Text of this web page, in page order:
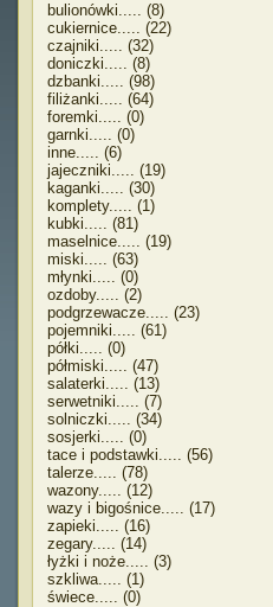
bulionówki..... (8)
cukiernice..... (22)
czajniki..... (32)
doniczki..... (8)
dzbanki..... (98)
filiżanki..... (64)
foremki..... (0)
garnki..... (0)
inne..... (6)
jajeczniki..... (19)
kaganki..... (30)
komplety..... (1)
kubki..... (81)
maselnice..... (19)
miski..... (63)
młynki..... (0)
ozdoby..... (2)
podgrzewacze..... (23)
pojemniki..... (61)
półki..... (0)
półmiski..... (47)
salaterki..... (13)
serwetniki..... (7)
solniczki..... (34)
sosjerki..... (0)
tace i podstawki..... (56)
talerze..... (78)
wazony..... (12)
wazy i bigośnice..... (17)
zapieki..... (16)
zegary..... (14)
łyżki i noże..... (3)
szkliwa..... (1)
świece..... (0)